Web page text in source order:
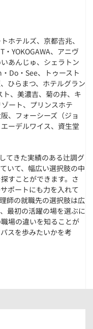
ホテルズ、京都𠮷兆、
YOKOGAWA、アニヴ
あんじゅ、シェラトン
Do・See、トゥースト
ひらまつ、ホテルグラン
ト、美濃吉、菊の井、キ
ート、プリンスホテ
、フォーシーズ（ジョ
ーデルワイス、資生堂
てきた実績のある辻調グ
いて、幅広い選択肢の中
すことができます。さ
ポートにも力を入れて
師の就職先の選択肢は広
最初の活躍の場を選ぶに
場の違いを知ることが
スを歩みたいかを考